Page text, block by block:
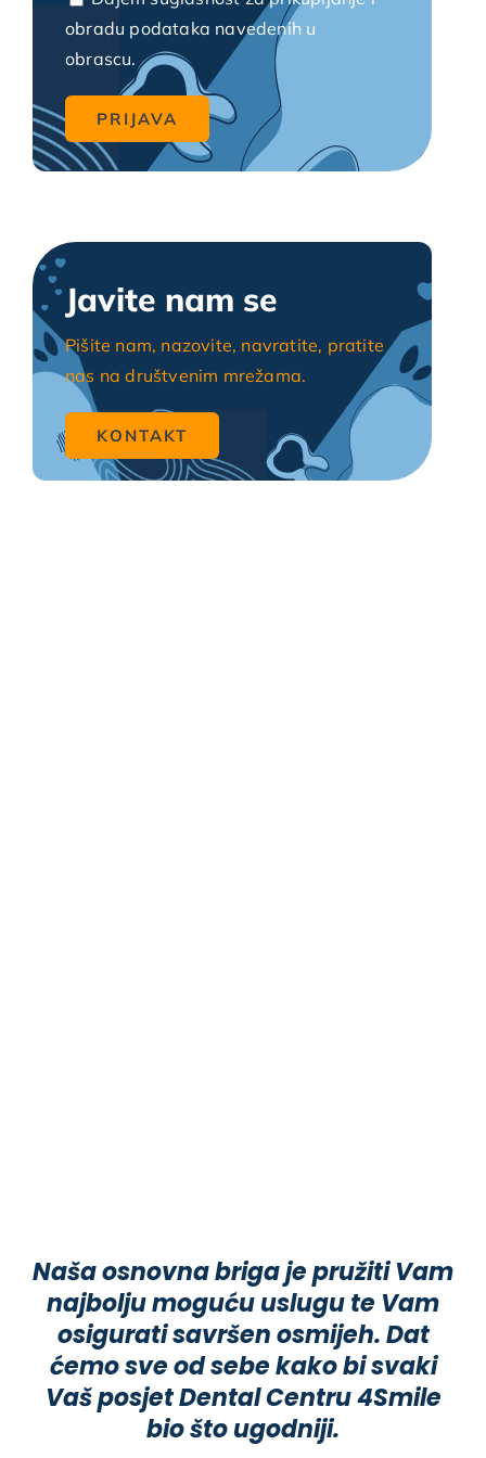
obradu podataka navedenih u
obrascu.
Javite nam se
Pišite nam, nazovite, navratite, pratite
nas na društvenim mrežama.
KONTAKT
Naša osnovna briga je pružiti Vam
najbolju moguću uslugu te Vam
osigurati savršen osmijeh. Dat
ćemo sve od sebe kako bi svaki
Vaš posjet Dental Centru 4Smile
bio što ugodniji.